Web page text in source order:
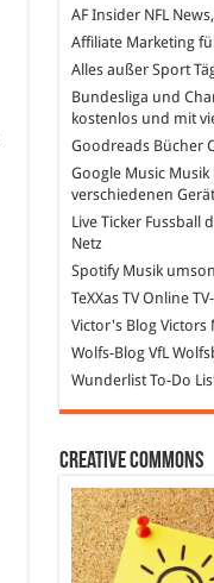
AF InsiderNFL
Affiliate Marketing
Alles außer Sport
Bundesliga und
kostenlos und mit
GoodreadsBücher
Google MusicMusik
verschiedenen
Live Ticker Fussball
Netz
SpotifyMusik
TeXXas TVOnline
Victor's BlogVictors
Wolfs-BlogVfL
WunderlistTo-Do
Creative Commons